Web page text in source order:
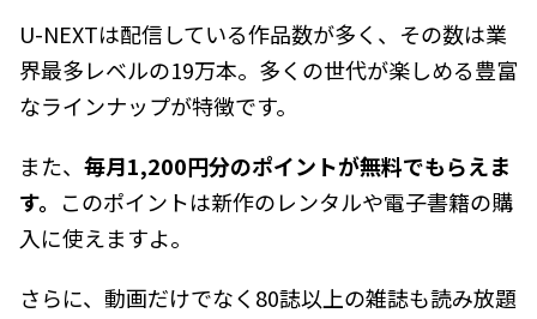
U-NEXTは配信している作品数が多く、その数は業
界最多レベルの19万本。多くの世代が楽しめる豊富
なラインナップが特徴です。
また、 毎月1,200円分のポイントが無料でもらえま
す。 このポイントは新作のレンタルや電子書籍の購
入に使えますよ。
さらに、動画だけでなく80誌以上の雑誌も読み放題